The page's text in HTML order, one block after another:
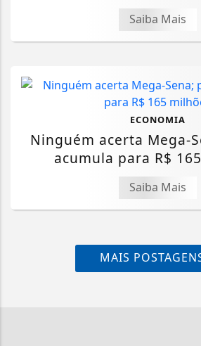
Saiba Mais
ECONOMIA
Ninguém acerta Mega-
acumula para R$
Saiba Mais
MAIS